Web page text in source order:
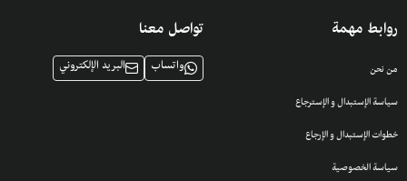
روابط مهمة
من نحن
سياسة الإستبدال و الإسترجاع
خطوات الإستبدال و الإرجاع
سياسة الخصوصية
تواصل معنا
واتساب البريد الإلكتروني